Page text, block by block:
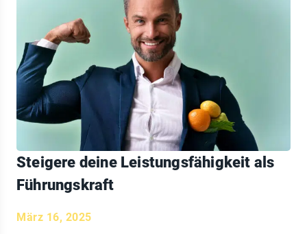
Steigere deine Leistungsfähigkeit als
Führungskraft
März 16, 2025